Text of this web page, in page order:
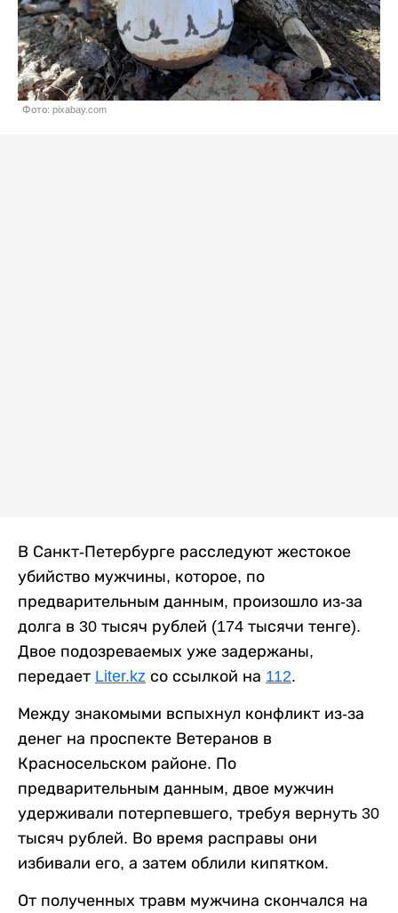
Фото: pixabay.com
В Санкт-Петербурге расследуют жестокое
убийство мужчины, которое, по
предварительным данным, произошло из-за
долга в 30 тысяч рублей (174 тысячи тенге).
Двое подозреваемых уже задержаны,
передает Liter.kz со ссылкой на 112.
Между знакомыми вспыхнул конфликт из-за
денег на проспекте Ветеранов в
Красносельском районе. По
предварительным данным, двое мужчин
удерживали потерпевшего, требуя вернуть 30
тысяч рублей. Во время расправы они
избивали его, а затем облили кипятком.
От полученных травм мужчина скончался на